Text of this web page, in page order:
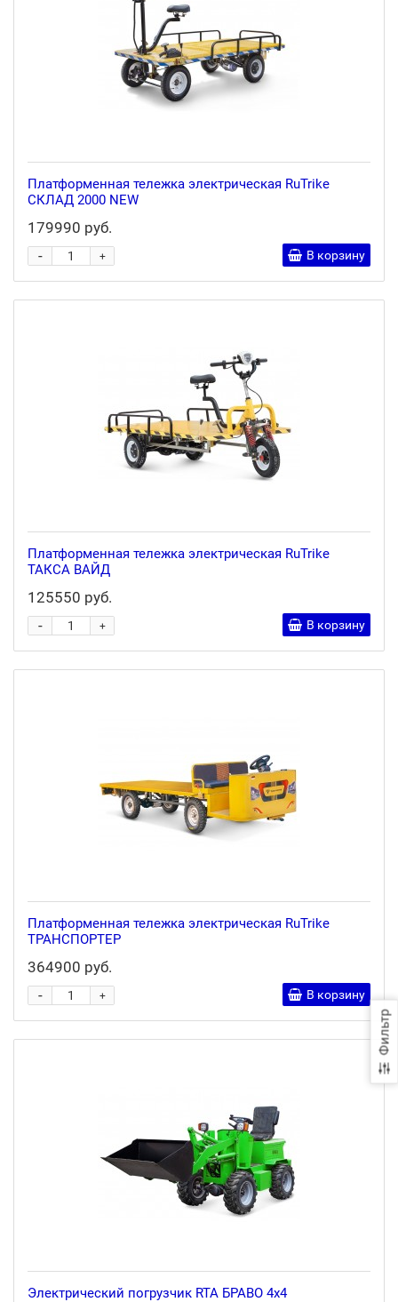
Фильтр
Платформенная тележка электрическая RuTrike
СКЛАД 2000 NEW
179990 руб.
+
- В корзину
Платформенная тележка электрическая RuTrike
ТАКСА ВАЙД
125550 руб.
+
- В корзину
Платформенная тележка электрическая RuTrike
ТРАНСПОРТЕР
364900 руб.
+
- В корзину
Электрический погрузчик RTA БРАВО 4x4